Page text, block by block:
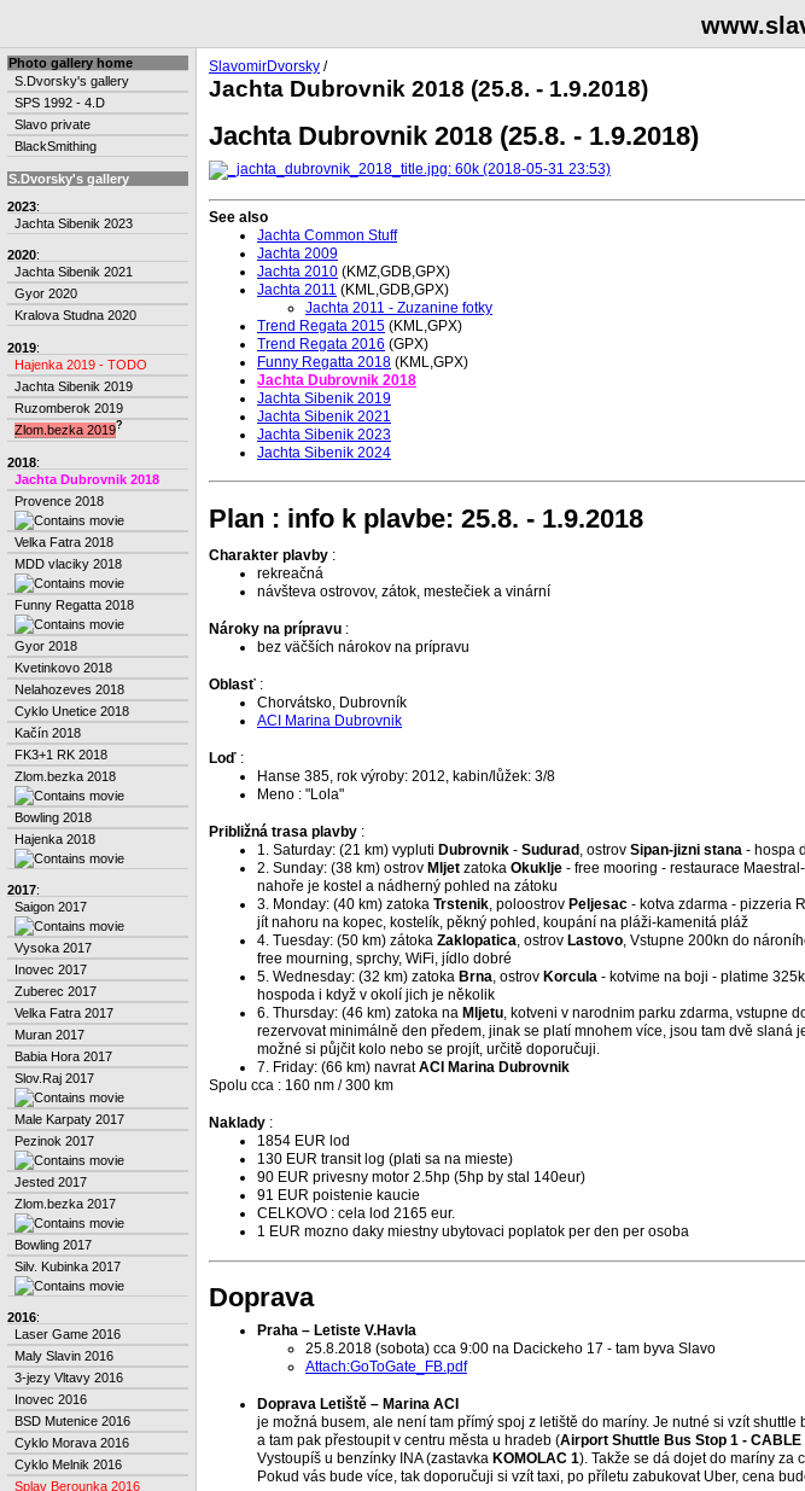
Photo gallery home
S.Dvorsky's gallery
SPS 1992 - 4.D
Slavo private
BlackSmithing
S.Dvorsky's gallery
2023:
Jachta Sibenik 2023
2020:
Jachta Sibenik 2021
Gyor 2020
Kralova Studna 2020
2019:
Hajenka 2019 - TODO
Jachta Sibenik 2019
Ruzomberok 2019
Zlom.bezka 2019?
2018:
Jachta Dubrovnik 2018
Provence 2018
Velka Fatra 2018
MDD vlaciky 2018
Funny Regatta 2018
Gyor 2018
Kvetinkovo 2018
Nelahozeves 2018
Cyklo Unetice 2018
Kačín 2018
FK3+1 RK 2018
Zlom.bezka 2018
Bowling 2018
Hajenka 2018
2017:
Saigon 2017
Vysoka 2017
Inovec 2017
Zuberec 2017
Velka Fatra 2017
Muran 2017
Babia Hora 2017
Slov.Raj 2017
Male Karpaty 2017
Pezinok 2017
Jested 2017
Zlom.bezka 2017
Bowling 2017
Silv. Kubinka 2017
2016:
Laser Game 2016
Maly Slavin 2016
3-jezy Vltavy 2016
Inovec 2016
BSD Mutenice 2016
Cyklo Morava 2016
Cyklo Melnik 2016
Splav Berounka 2016
SlavomirDvorsky /
Jachta Dubrovnik 2018 (25.8. - 1.9.2018)
Jachta Dubrovnik 2018 (25.8. - 1.9.2018)
See also
Jachta Common Stuff
Jachta 2009
Jachta 2010 (KMZ,GDB,GPX)
Jachta 2011 (KML,GDB,GPX)
Jachta 2011 - Zuzanine fotky
Trend Regata 2015 (KML,GPX)
Trend Regata 2016 (GPX)
Funny Regatta 2018 (KML,GPX)
Jachta Dubrovnik 2018
Jachta Sibenik 2019
Jachta Sibenik 2021
Jachta Sibenik 2023
Jachta Sibenik 2024
Plan : info k plavbe: 25.8. - 1.9.2018
Charakter plavby :
rekreačná
návšteva ostrovov, zátok, mestečiek a vinární
Nároky na prípravu :
bez väčších nárokov na prípravu
Oblasť :
Chorvátsko, Dubrovník
ACI Marina Dubrovnik
Loď :
Hanse 385, rok výroby: 2012, kabin/lůžek: 3/8
Meno : "Lola"
Približná trasa plavby :
1. Saturday: (21 km) vypluti Dubrovnik - Sudurad, ostrov Sipan-jizni stana - hospa
2. Sunday: (38 km) ostrov Mljet zatoka Okuklje - free mooring - restaurace
nahoře je kostel a nádherný pohled na zátoku
3. Monday: (40 km) zatoka Trstenik, poloostrov Peljesac - kotva zdarma - pizzeria
jít nahoru na kopec, kostelík, pěkný pohled, koupání na pláži-kamenitá pláž
4. Tuesday: (50 km) zátoka Zaklopatica, ostrov Lastovo, Vstupne 200kn do
free mourning, sprchy, WiFi, jídlo dobré
5. Wednesday: (32 km) zatoka Brna, ostrov Korcula - kotvime na boji - platime
hospoda i když v okolí jich je několik
6. Thursday: (46 km) zatoka na Mljetu, kotveni v narodnim parku zdarma, vstupne
rezervovat minimálně den předem, jinak se platí mnohem více, jsou tam dvě slaná
možné si půjčit kolo nebo se projít, určitě doporučuji.
7. Friday: (66 km) navratACI Marina Dubrovnik
Spolu cca : 160 nm / 300 km
Naklady :
1854 EUR lod
130 EUR transit log (plati sa na mieste)
90 EUR privesny motor 2.5hp (5hp by stal 140eur)
91 EUR poistenie kaucie
CELKOVO : cela lod 2165 eur.
1 EUR mozno daky miestny ubytovaci poplatok per den per osoba
Doprava
Praha – Letiste V.Havla
25.8.2018 (sobota) cca 9:00 na Dacickeho 17 - tam byva Slavo
Attach:GoToGate_FB.pdf
Doprava Letiště – Marina ACI
je možná busem, ale není tam přímý spoj z letiště do maríny. Je nutné si vzít shuttle
a tam pak přestoupit v centru města u hradeb (Airport Shuttle Bus Stop 1 - CABLE
Vystoupíš u benzínky INA (zastavka KOMOLAC 1). Takže se dá dojet do maríny za
Pokud vás bude více, tak doporučuji si vzít taxi, po příletu zabukovat Uber, cena